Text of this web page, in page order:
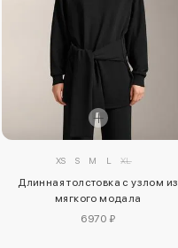
XS S M L XL
Длинная толстовка с узлом из
мягкого модала
6970 ₽